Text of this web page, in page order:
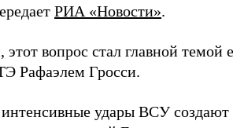
РИА «Новости».
вопрос стал главной темой
Рафаэлем Гросси.
удары ВСУ создают